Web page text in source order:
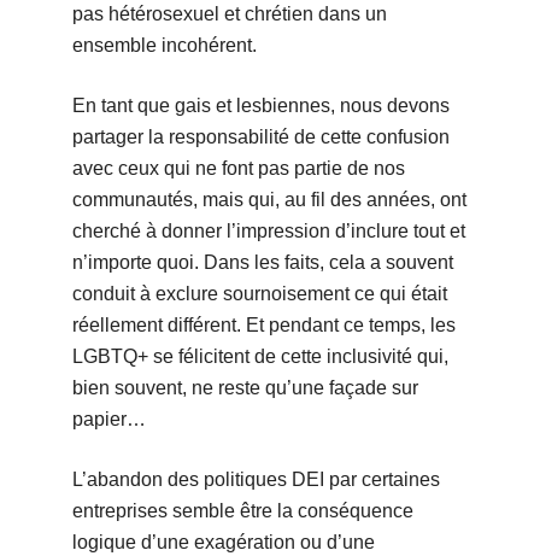
pas hétérosexuel et chrétien dans un
ensemble incohérent.
En tant que gais et lesbiennes, nous devons
partager la responsabilité de cette confusion
avec ceux qui ne font pas partie de nos
communautés, mais qui, au fil des années, ont
cherché à donner l’impression d’inclure tout et
n’importe quoi. Dans les faits, cela a souvent
conduit à exclure sournoisement ce qui était
réellement différent. Et pendant ce temps, les
LGBTQ+ se félicitent de cette inclusivité qui,
bien souvent, ne reste qu’une façade sur
papier…
L’abandon des politiques DEI par certaines
entreprises semble être la conséquence
logique d’une exagération ou d’une